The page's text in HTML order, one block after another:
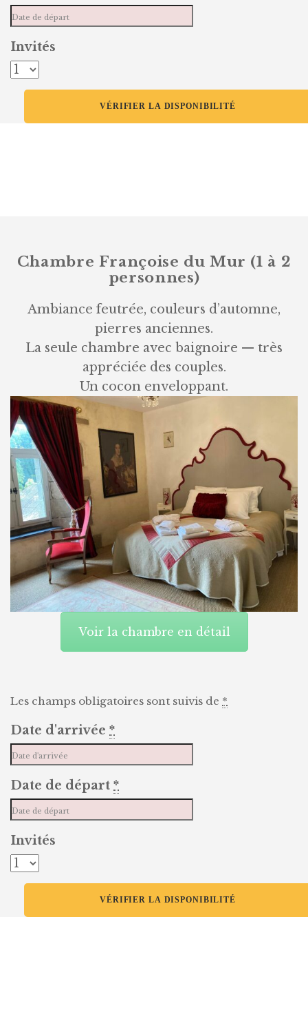
Invités
Chambre Françoise du Mur (1 à 2
personnes)
Ambiance feutrée, couleurs d’automne,
pierres anciennes.
La seule chambre avec baignoire — très
appréciée des couples.
Un cocon enveloppant.
Voir la chambre en détail
Les champs obligatoires sont suivis de *
Date d'arrivée *
Date de départ *
Invités